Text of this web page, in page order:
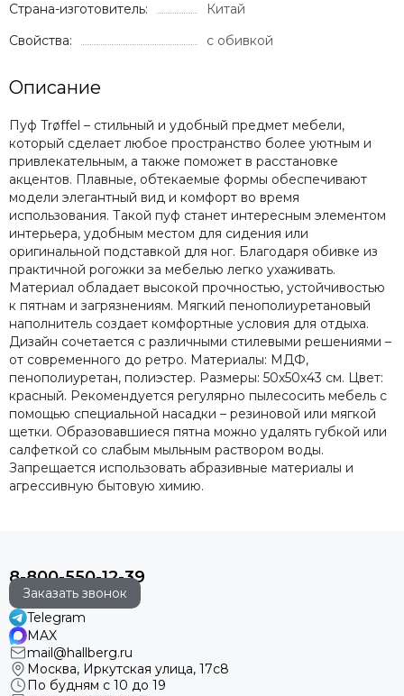
Страна-изготовитель:
Китай
Свойства:
с обивкой
Описание
Пуф Trøffel – стильный и удобный предмет мебели,
который сделает любое пространство более уютным и
привлекательным, а также поможет в расстановке
акцентов. Плавные, обтекаемые формы обеспечивают
модели элегантный вид и комфорт во время
использования. Такой пуф станет интересным элементом
интерьера, удобным местом для сидения или
оригинальной подставкой для ног. Благодаря обивке из
практичной рогожки за мебелью легко ухаживать.
Материал обладает высокой прочностью, устойчивостью
к пятнам и загрязнениям. Мягкий пенополиуретановый
наполнитель создает комфортные условия для отдыха.
Дизайн сочетается с различными стилевыми решениями –
от современного до ретро. Материалы: МДФ,
пенополиуретан, полиэстер. Размеры: 50х50х43 см. Цвет:
красный. Рекомендуется регулярно пылесосить мебель с
помощью специальной насадки – резиновой или мягкой
щетки. Образовавшиеся пятна можно удалять губкой или
салфеткой со слабым мыльным раствором воды.
Запрещается использовать абразивные материалы и
агрессивную бытовую химию.
8-800-550-12-39
Заказать звонок
Telegram
MAX
mail@hallberg.ru
Москва, Иркутская улица, 17с8
По будням с 10 до 19